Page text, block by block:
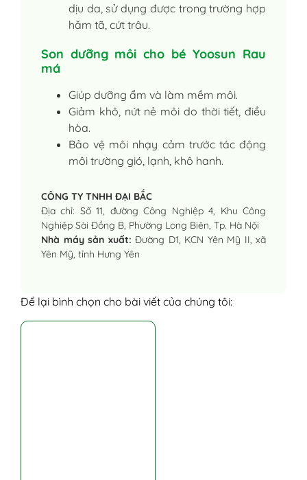
dịu da, sử dụng được trong trường hợp
hăm tã, cứt trâu.
Son dưỡng môi cho bé Yoosun Rau
má
Giúp dưỡng ẩm và làm mềm môi.
Giảm khô, nứt nẻ môi do thời tiết, điều
hòa.
Bảo vệ môi nhạy cảm trước tác động
môi trường gió, lạnh, khô hanh.
CÔNG TY TNHH ĐẠI BẮC
Địa chỉ: Số 11, đường Công Nghiệp 4, Khu Công
Nghiệp Sài Đồng B, Phường Long Biên, Tp. Hà Nội
Nhà máy sản xuất: Đường D1, KCN Yên Mỹ II, xã
Yên Mỹ, tỉnh Hưng Yên
Để lại bình chọn cho bài viết của chúng tôi: